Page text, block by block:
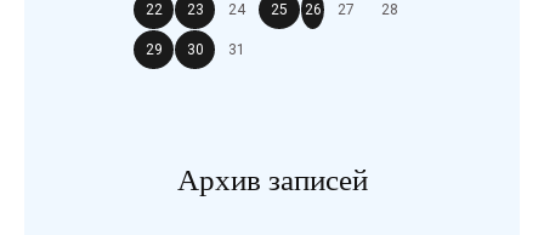
22 23 24 25 26 27 28
29 30 31
Архив записей